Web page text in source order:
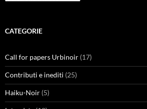
CATEGORIE
Call for papers Urbinoir (17)
Contributi e inediti (25)
Haiku-Noir (5)